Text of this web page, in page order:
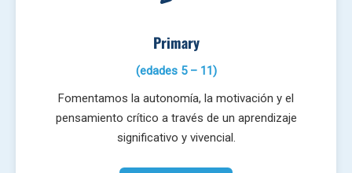
Primary
(edades 5 – 11)
Fomentamos la autonomía, la motivación y el
pensamiento crítico a través de un aprendizaje
significativo y vivencial.